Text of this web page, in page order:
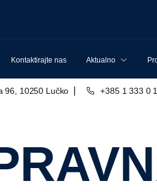
Kontaktirajte nas Aktualno
96, 10250 Lučko +385 1 333 0